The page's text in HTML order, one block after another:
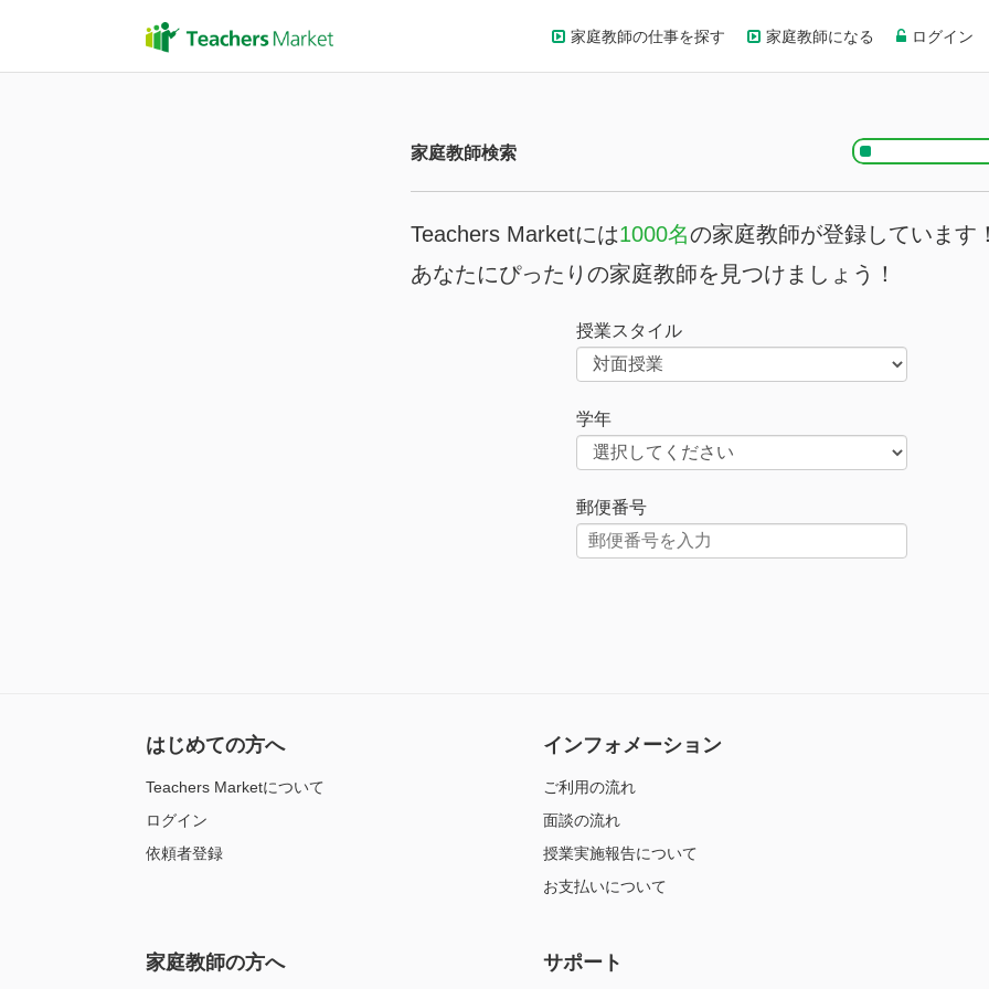
家庭教師の仕事を探す 家庭教師になる ログイン
家庭教師検索
Teachers Marketには1000名の家庭教師が登録しています
あなたにぴったりの家庭教師を見つけましょう！
授業スタイル
学年
郵便番号
はじめての方へ
Teachers Marketについて
ログイン
依頼者登録
インフォメーション
ご利用の流れ
面談の流れ
授業実施報告について
お支払いについて
家庭教師の方へ サポート